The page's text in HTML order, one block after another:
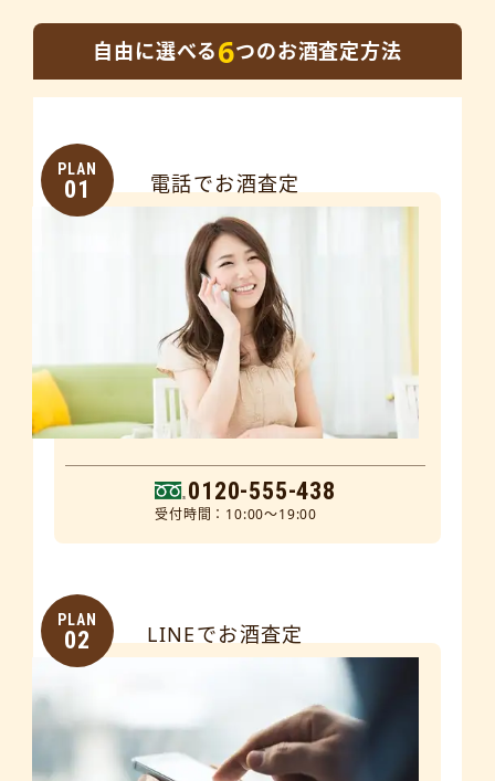
自由に選べる6つのお酒査定方法
PLAN
01 電話でお酒査定
0120-555-438
受付時間：10:00～19:00
PLAN
02 LINEでお酒査定